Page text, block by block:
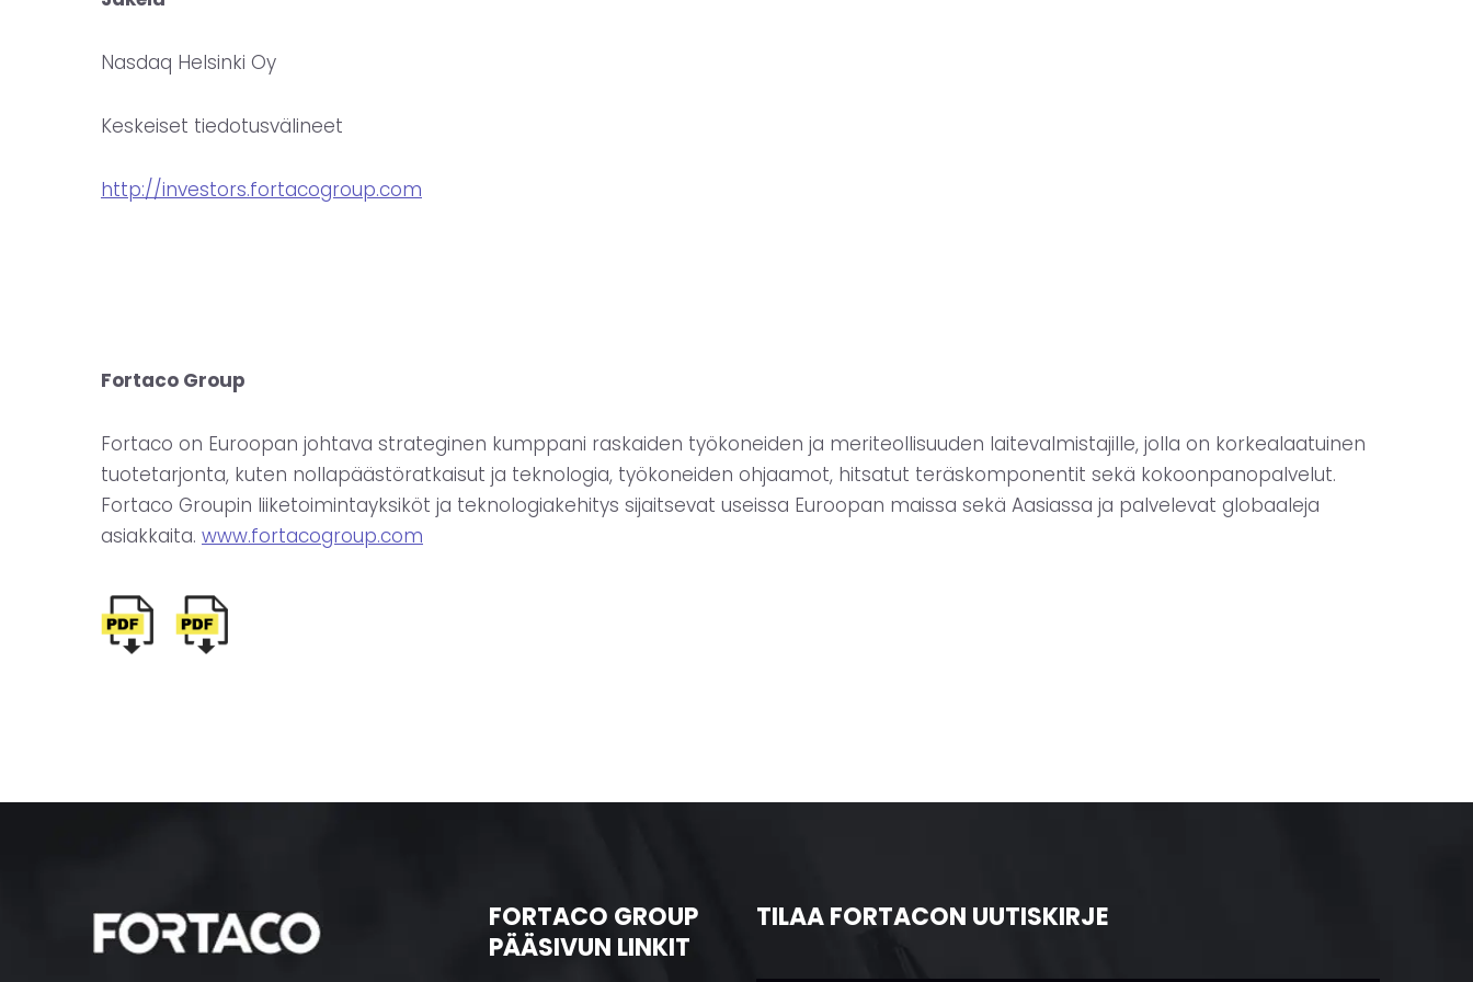
Nasdaq Helsinki Oy
Keskeiset tiedotusvälineet
http://investors.fortacogroup.com
Fortaco Group
Fortaco on Euroopan johtava strateginen kumppani raskaiden työkoneiden ja meriteollisuuden laitevalmistajille, jolla on korkealaatuinen
tuotetarjonta, kuten nollapäästöratkaisut ja teknologia, työkoneiden ohjaamot, hitsatut teräskomponentit sekä kokoonpanopalvelut.
Fortaco Groupin liiketoimintayksiköt ja teknologiakehitys sijaitsevat useissa Euroopan maissa sekä Aasiassa ja palvelevat globaaleja
asiakkaita. www.fortacogroup.com
FORTACO GROUP
PÄÄSIVUN LINKIT
TILAA FORTACON UUTISKIRJE